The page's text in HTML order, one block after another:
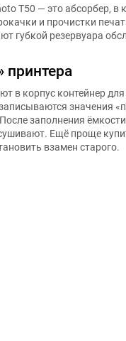
T50 — это абсорбер, в
и прочистки
губкой резервуара
принтера
в корпус контейнер
значения
заполнения
Ещё проще
взамен старого.